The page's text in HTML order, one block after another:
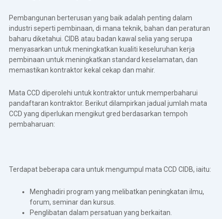
Pembangunan berterusan yang baik adalah penting dalam
industri seperti pembinaan, di mana teknik, bahan dan peraturan
baharu diketahui. CIDB atau badan kawal selia yang serupa
menyasarkan untuk meningkatkan kualiti keseluruhan kerja
pembinaan untuk meningkatkan standard keselamatan, dan
memastikan kontraktor kekal cekap dan mahir.
Mata CCD diperolehi untuk kontraktor untuk memperbaharui
pandaftaran kontraktor. Berikut dilampirkan jadual jumlah mata
CCD yang diperlukan mengikut gred berdasarkan tempoh
pembaharuan:
Terdapat beberapa cara untuk mengumpul mata CCD CIDB, iaitu:
Menghadiri program yang melibatkan peningkatan ilmu,
forum, seminar dan kursus.
Penglibatan dalam persatuan yang berkaitan.